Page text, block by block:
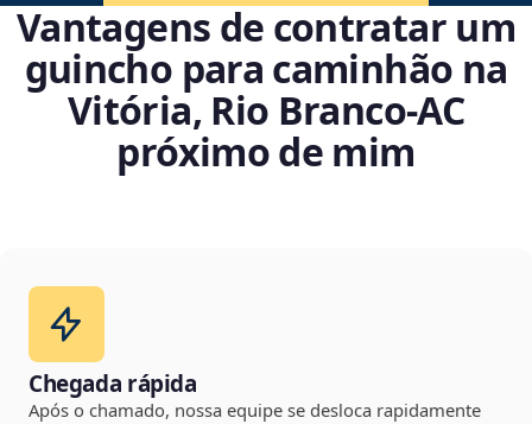
Vantagens de contratar um
guincho para caminhão na
Vitória, Rio Branco‑AC
próximo de mim
Chegada rápida
Após o chamado, nossa equipe se desloca rapidamente